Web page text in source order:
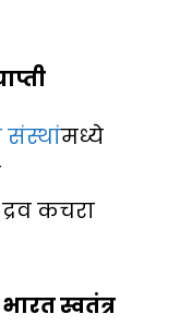
संस्थांमध्ये
कचरा
स्वतंत्र